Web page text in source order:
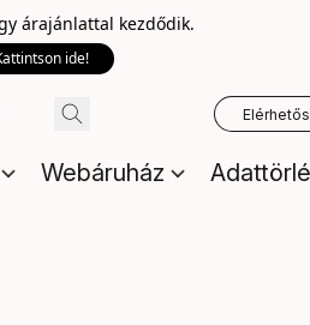
árajánlattal kezdődik.
ide!
Webáruház